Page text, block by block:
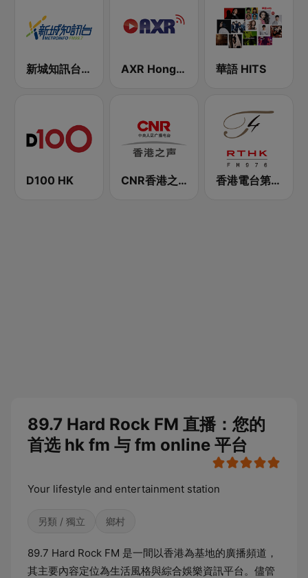
新城知訊台 MetroInfo FM99.7 AXR Hong Kong 華語 HITS
D100 HK CNR香港之声 - CNR Voice of Hong Kong 香港電台第四台 RTHK Radio 4
89.7 Hard Rock FM 直播：您的
首选 hk fm 与 fm online 平台
Your lifestyle and entertainment station
另類 / 獨立 鄉村
89.7 Hard Rock FM 是一間以香港為基地的廣播頻道，
其主要內容定位為生活風格與綜合娛樂資訊平台。儘管